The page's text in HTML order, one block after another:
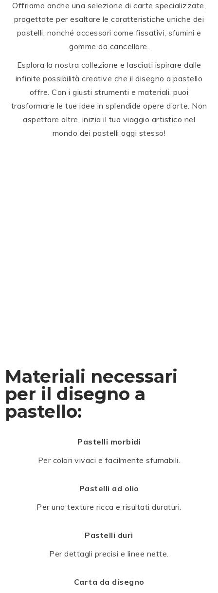
Offriamo anche una selezione di carte specializzate,
progettate per esaltare le caratteristiche uniche dei
pastelli, nonché accessori come fissativi, sfumini e
gomme da cancellare.
Esplora la nostra collezione e lasciati ispirare dalle
infinite possibilità creative che il disegno a pastello
offre. Con i giusti strumenti e materiali, puoi
trasformare le tue idee in splendide opere d’arte. Non
aspettare oltre, inizia il tuo viaggio artistico nel
mondo dei pastelli oggi stesso!
Materiali necessari
per il disegno a
pastello:
Pastelli morbidi
Per colori vivaci e facilmente sfumabili.
Pastelli ad olio
Per una texture ricca e risultati duraturi.
Pastelli duri
Per dettagli precisi e linee nette.
Carta da disegno